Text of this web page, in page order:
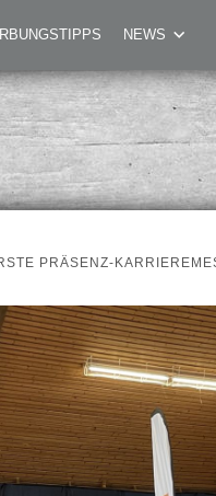
NEWS
PRÄSENZ-